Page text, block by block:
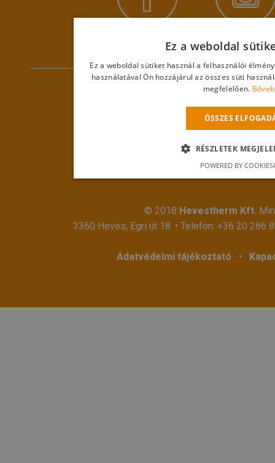
© 2018 Hevestherm Kft.
3360 Heves, Egri út 18. • Telefon: +36 20 286
Adatvédelmi tájékoztató •
Ez a weboldal
Ez a weboldal sütiket használ a felhasználói
használatával Ön hozzájárul az összes süti
megfelelően.
ÖSSZES
RÉSZLETEK
POWERED BY